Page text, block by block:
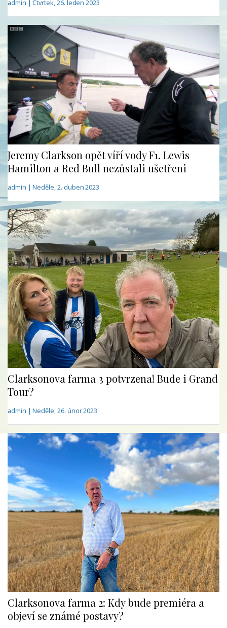
admin | Čtvrtek, 26. leden 2023
Jeremy Clarkson opět víří vody F1. Lewis
Hamilton a Red Bull nezůstali ušetřeni
admin | Neděle, 2. duben 2023
Clarksonova farma 3 potvrzena! Bude i Grand
Tour?
admin | Neděle, 26. únor 2023
Clarksonova farma 2: Kdy bude premiéra a
objeví se známé postavy?